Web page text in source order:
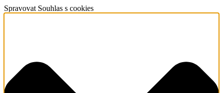
Spravovat Souhlas s cookies